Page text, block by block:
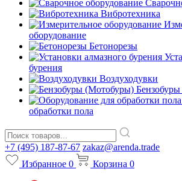
Вибротехника
оборудование
Бетонорезы
бурения
Воздуходувки
обработки пола
+7 (495) 187-87-67 zakaz@arenda.trade
Избранное 0 Корзина 0